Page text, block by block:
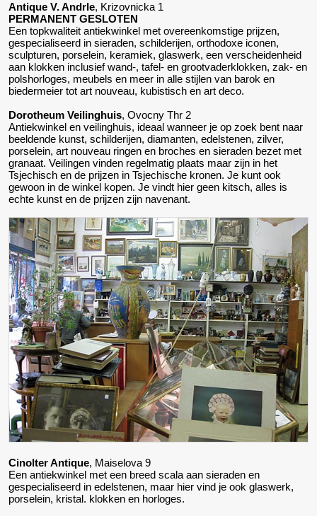
Antique V. Andrle, Krizovnicka 1
PERMANENT GESLOTEN
Een topkwaliteit antiekwinkel met overeenkomstige prijzen,
gespecialiseerd in sieraden, schilderijen, orthodoxe iconen,
sculpturen, porselein, keramiek, glaswerk, een verscheidenheid
aan klokken inclusief wand-, tafel- en grootvaderklokken, zak- en
polshorloges, meubels en meer in alle stijlen van barok en
biedermeier tot art nouveau, kubistisch en art deco.
Dorotheum Veilinghuis, Ovocny Thr 2
Antiekwinkel en veilinghuis, ideaal wanneer je op zoek bent naar
beeldende kunst, schilderijen, diamanten, edelstenen, zilver,
porselein, art nouveau ringen en broches en sieraden bezet met
granaat. Veilingen vinden regelmatig plaats maar zijn in het
Tsjechisch en de prijzen in Tsjechische kronen. Je kunt ook
gewoon in de winkel kopen. Je vindt hier geen kitsch, alles is
echte kunst en de prijzen zijn navenant.
Cinolter Antique, Maiselova 9
Een antiekwinkel met een breed scala aan sieraden en
gespecialiseerd in edelstenen, maar hier vind je ook glaswerk,
porselein, kristal. klokken en horloges.